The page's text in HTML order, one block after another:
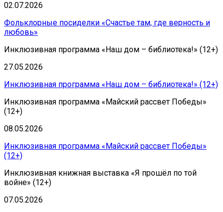
02.07.2026
Фольклорные посиделки «Счастье там, где верность и
любовь»
Инклюзивная программа «Наш дом – библиотека!» (12+)
27.05.2026
Инклюзивная программа «Наш дом – библиотека!» (12+)
Инклюзивная программа «Майский рассвет Победы»
(12+)
08.05.2026
Инклюзивная программа «Майский рассвет Победы»
(12+)
Инклюзивная книжная выставка «Я прошёл по той
войне» (12+)
07.05.2026